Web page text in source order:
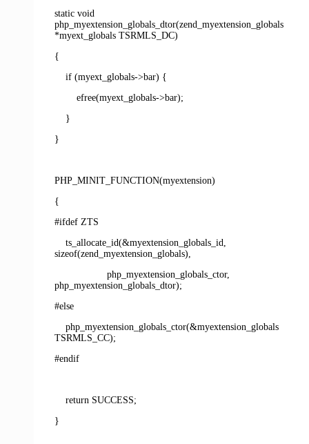
static void
php_myextension_globals_dtor(zend_myextension_globals
*myext_globals TSRMLS_DC)
{
if (myext_globals->bar) {
efree(myext_globals->bar);
}
}
PHP_MINIT_FUNCTION(myextension)
{
#ifdef ZTS
ts_allocate_id(&myextension_globals_id,
sizeof(zend_myextension_globals),
php_myextension_globals_ctor,
php_myextension_globals_dtor);
#else
php_myextension_globals_ctor(&myextension_globals
TSRMLS_CC);
#endif
return SUCCESS;
}